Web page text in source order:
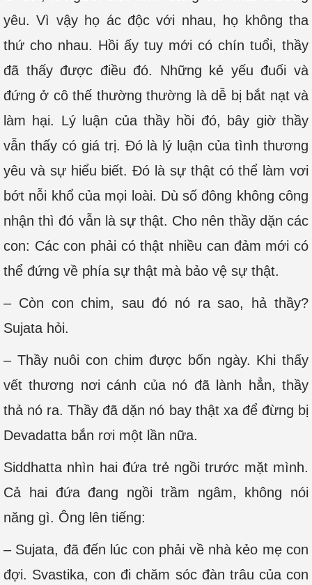
yêu. Vì vậy họ ác độc với nhau, họ không tha
thứ cho nhau. Hồi ấy tuy mới có chín tuổi, thầy
đã thấy được điều đó. Những kẻ yếu đuối và
đứng ở cô thế thường thường là dễ bị bắt nạt và
làm hại. Lý luận của thầy hồi đó, bây giờ thầy
vẫn thấy có giá trị. Đó là lý luận của tình thương
yêu và sự hiểu biết. Đó là sự thật có thể làm vơi
bớt nỗi khổ của mọi loài. Dù số đông không công
nhận thì đó vẫn là sự thật. Cho nên thầy dặn các
con: Các con phải có thật nhiều can đảm mới có
thể đứng về phía sự thật mà bảo vệ sự thật.
– Còn con chim, sau đó nó ra sao, hả thầy?
Sujata hỏi.
– Thầy nuôi con chim được bốn ngày. Khi thấy
vết thương nơi cánh của nó đã lành hẳn, thầy
thả nó ra. Thầy đã dặn nó bay thật xa để đừng bị
Devadatta bắn rơi một lần nữa.
Siddhatta nhìn hai đứa trẻ ngồi trước mặt mình.
Cả hai đứa đang ngồi trầm ngâm, không nói
năng gì. Ông lên tiếng:
– Sujata, đã đến lúc con phải về nhà kẻo mẹ con
đợi. Svastika, con đi chăm sóc đàn trâu của con